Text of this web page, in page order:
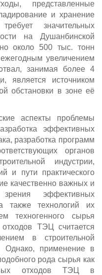
представленные
и хранение
значительных
на Душанбинской
около 500 тыс. тонн
увеличением
занимая более 4
является источником
обстановки в зоне её
аспекты проблемы
эффективных
разработка программ
органов
индустрии,
и пути практического
качественно важных и
эффективных
также технологий их
техногенного сырья
ТЭЦ считается
в строительной
применение в
рода сырья как
отходов ТЭЦ в